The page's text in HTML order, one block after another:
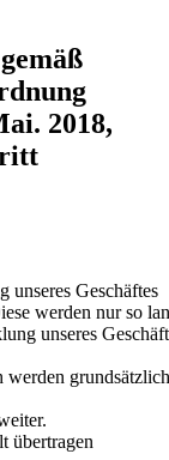
2018,
unseres Geschäftes
werden nur so
unseres
werden grundsätzlich
übertragen